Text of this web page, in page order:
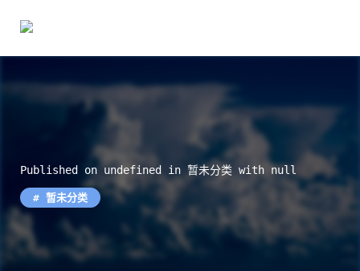
Published on undefined in 暂未分类 with null
暂未分类